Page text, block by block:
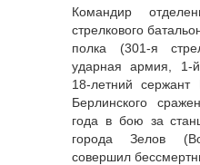
Командир
стрелкового
полка (301-я
ударная армия, 1-
18-летний
Берлинского
года в бою за
города Зелов
совершил